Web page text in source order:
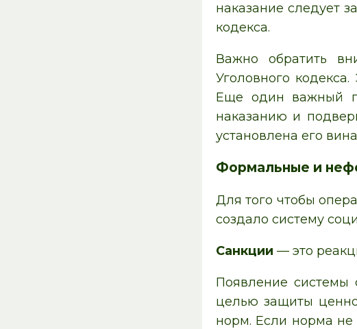
наказание следует
кодекса.
Важно обратить
Уголовного
Еще один важный
наказанию и
установлена его
Формальные и
Для того чтобы
создало систему
Санкции — это
Появление
целью защиты
норм. Если норма не